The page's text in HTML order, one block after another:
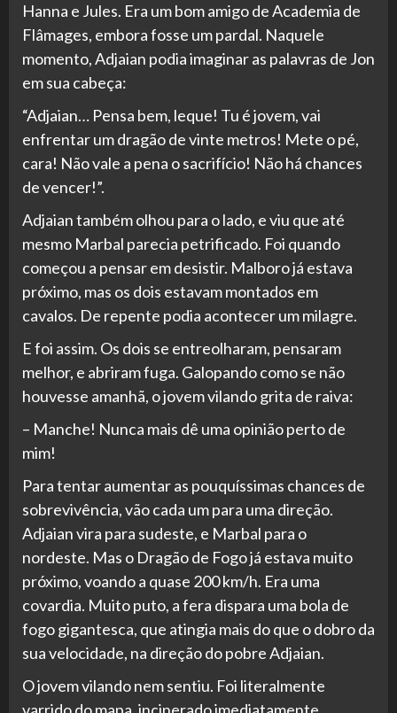
Hanna e Jules. Era um bom amigo de Academia de
Flâmages, embora fosse um pardal. Naquele
momento, Adjaian podia imaginar as palavras de Jon
em sua cabeça:
“Adjaian… Pensa bem, leque! Tu é jovem, vai
enfrentar um dragão de vinte metros! Mete o pé,
cara! Não vale a pena o sacrifício! Não há chances
de vencer!”.
Adjaian também olhou para o lado, e viu que até
mesmo Marbal parecia petrificado. Foi quando
começou a pensar em desistir. Malboro já estava
próximo, mas os dois estavam montados em
cavalos. De repente podia acontecer um milagre.
E foi assim. Os dois se entreolharam, pensaram
melhor, e abriram fuga. Galopando como se não
houvesse amanhã, o jovem vilando grita de raiva:
– Manche! Nunca mais dê uma opinião perto de
mim!
Para tentar aumentar as pouquíssimas chances de
sobrevivência, vão cada um para uma direção.
Adjaian vira para sudeste, e Marbal para o
nordeste. Mas o Dragão de Fogo já estava muito
próximo, voando a quase 200 km/h. Era uma
covardia. Muito puto, a fera dispara uma bola de
fogo gigantesca, que atingia mais do que o dobro da
sua velocidade, na direção do pobre Adjaian.
O jovem vilando nem sentiu. Foi literalmente